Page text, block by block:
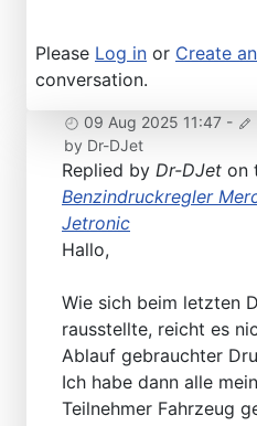
Please Log in or Create
conversation.
09 Aug 2025 11:47 -
by Dr-DJet
Replied by Dr-DJet on
Benzindruckregler
Jetronic
Hallo,
Wie sich beim letzten
rausstellte, reicht es
Ablauf gebrauchter
Ich habe dann alle
Teilnehmer Fahrzeug